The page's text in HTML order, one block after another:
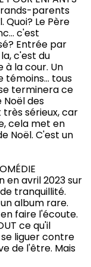
parents
Quoi? Le Père
c'est
Entrée par
c'est du
à la cour. Un
témoins… tous
terminera ce
des
très sérieux, car
cela met en
Noël. C'est un
en avril 2023 sur
tranquillité.
album rare.
faire l'écoute.
ce qu'il
liguer contre
de l'être. Mais